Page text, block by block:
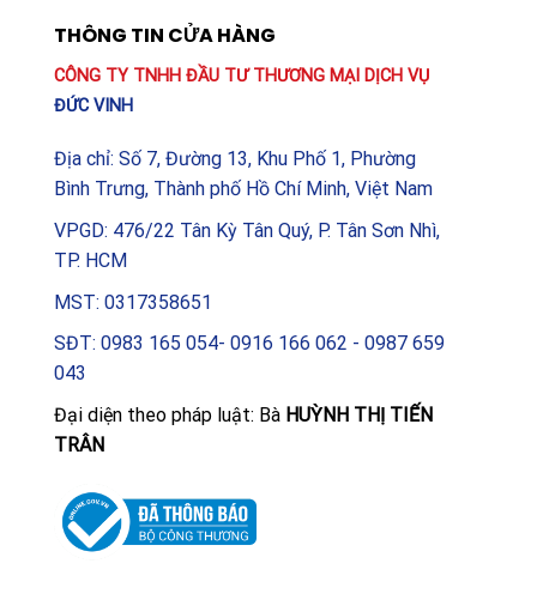
THÔNG TIN CỬA HÀNG
CÔNG TY TNHH ĐẦU TƯ THƯƠNG MẠI DỊCH VỤ
ĐỨC VINH
Địa chỉ: Số 7, Đường 13, Khu Phố 1, Phường
Bình Trưng, Thành phố Hồ Chí Minh, Việt Nam
VPGD: 476/22 Tân Kỳ Tân Quý, P. Tân Sơn Nhì,
TP. HCM
MST: 0317358651
SĐT: 0983 165 054- 0916 166 062 - 0987 659
043
Đại diện theo pháp luật: Bà HUỲNH THỊ TIẾN
TRÂN